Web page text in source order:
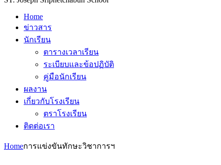
Home
ข่าวสาร
นักเรียน
ตารางเวลาเรียน
ระเบียบและข้อปฏิบัติ
คู่มือนักเรียน
ผลงาน
เกี่ยวกับโรงเรียน
ตราโรงเรียน
ติดต่อเรา
Homeการแข่งขันทักษะวิชาการฯ